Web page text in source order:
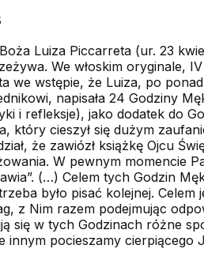
Boża Luiza Piccarreta (ur. 23
We włoskim oryginale,
we wstępie, że Luiza, po
napisała 24 Godziny
i refleksje), jako dodatek do
który cieszył się dużym
że zawiózł książkę Ojcu
W pewnym momencie
(…) Celem tych Godzin
było pisać kolejnej.
z Nim razem podejmując
się w tych Godzinach różne
innym pocieszamy cierpiącego